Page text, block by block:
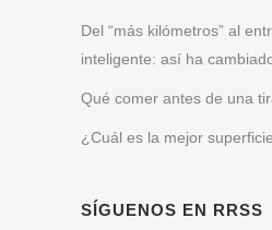
Del “más kilómetros” al
inteligente: así ha
Qué comer antes de una
¿Cuál es la mejor
SÍGUENOS EN RRSS